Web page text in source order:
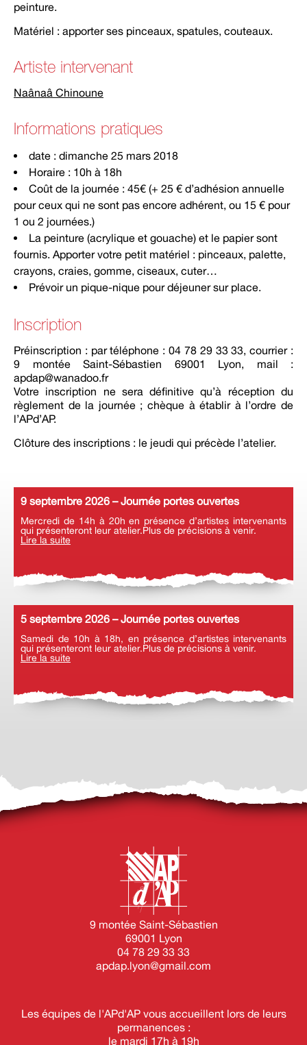
peinture.
Matériel : apporter ses pinceaux, spatules, couteaux.
Artiste intervenant
Naânaâ Chinoune
Informations pratiques
date : dimanche 25 mars 2018
Horaire : 10h à 18h
Coût de la journée : 45€ (+ 25 € d’adhésion annuelle
pour ceux qui ne sont pas encore adhérent, ou 15 € pour
1 ou 2 journées.)
La peinture (acrylique et gouache) et le papier sont
fournis. Apporter votre petit matériel : pinceaux, palette,
crayons, craies, gomme, ciseaux, cuter…
Prévoir un pique-nique pour déjeuner sur place.
Inscription
Préinscription : par téléphone : 04 78 29 33 33, courrier :
9 montée Saint-Sébastien 69001 Lyon, mail :
apdap@wanadoo.fr
Votre inscription ne sera définitive qu’à réception du
règlement de la journée ; chèque à établir à l’ordre de
l’APd’AP.
Clôture des inscriptions : le jeudi qui précède l’atelier.
9 septembre 2026 – Journée portes ouvertes
Mercredi de 14h à 20h en présence d’artistes intervenants
qui présenteront leur atelier.Plus de précisions à venir.
Lire la suite
5 septembre 2026 – Journée portes ouvertes
Samedi de 10h à 18h, en présence d’artistes intervenants
qui présenteront leur atelier.Plus de précisions à venir.
Lire la suite
9 montée Saint-Sébastien
69001 Lyon
04 78 29 33 33
apdap.lyon@gmail.com
Les équipes de l'APd'AP vous accueillent lors de leurs
permanences :
le mardi 17h à 19h